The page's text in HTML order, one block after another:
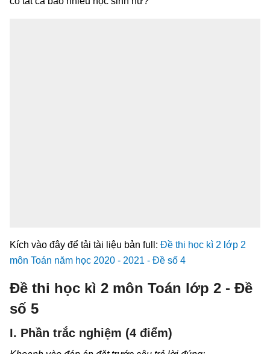
Kích vào đây để tải tài liệu bản full: Đề thi học kì 2 lớp 2
môn Toán năm học 2020 - 2021 - Đề số 4
Đề thi học kì 2 môn Toán lớp 2 - Đề
số 5
I. Phần trắc nghiệm (4 điểm)